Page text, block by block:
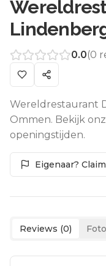
0.0(0
Wereldrestaurant
Ommen. Bekijk
openingstijden.
Eigenaar?
Reviews (0)